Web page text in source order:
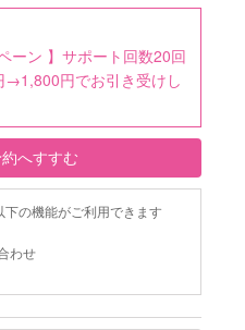
ーン 】サポート回数20回
→1,800円でお引き受けし
へすすむ
の機能がご利用できます
わせ